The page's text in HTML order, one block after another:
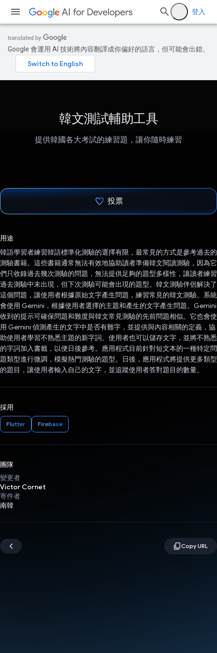
登入
Google 會運用 AI 技術將內容翻譯成你偏好的語言，但可能會出錯。
韓文測試輔助工具
提供韓國各大考試的練習題，讓你隨時練習
投票
用途
韓語學習者練習韓語標準化測驗的選擇有限，最常見的方式是參考過去的
測驗書籍。這些書籍通常無法有效地協助讀者準備韓文閱讀測驗，因為它
們只收錄過去幾次測驗的問題，無法提供足夠的題型多樣性，讓讀者練習
過去測驗中未出現，但下次測驗可能會出現的題型。韓文測驗伴侶解決了
這個問題，讓使用者根據原始文字產生問題，練習常見的韓文測驗。系統
會使用 Gemini，根據使用者選擇的主題和產生的文字產生問題。Gemini
收到的提示可確保問題和難度與韓文常見測驗的先前問題相似。它也會使
用 Gemini 偵測產生的文字中是否有難字，並提供與內容相關的定義，協
助使用者學習不熟悉主題的新字詞。使用者也可以儲存文字，並將不熟悉
的字詞加入書籤，以便日後參考。應用程式目前針對短文本的一種特定問
題類型進行微調，模擬熱門測驗的題型。日後，應用程式將提供更多類型
的題目，讓使用者輸入自己的文字，並追蹤使用者答對題目的數量。
採用
Flutter Firebase
團隊
變更者
Victor Cornet
寄件者
南韓